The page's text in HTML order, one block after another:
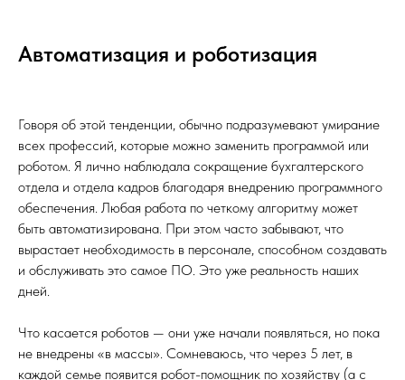
Автоматизация и роботизация
Говоря об этой тенденции, обычно подразумевают умирание
всех профессий, которые можно заменить программой или
роботом. Я лично наблюдала сокращение бухгалтерского
отдела и отдела кадров благодаря внедрению программного
обеспечения. Любая работа по четкому алгоритму может
быть автоматизирована. При этом часто забывают, что
вырастает необходимость в персонале, способном создавать
и обслуживать это самое ПО. Это уже реальность наших
дней.
Что касается роботов — они уже начали появляться, но пока
не внедрены «в массы». Сомневаюсь, что через 5 лет, в
каждой семье появится робот-помощник по хозяйству (а с